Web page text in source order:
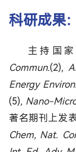
科研成果：
主持国
Commun.(2),
Energy
(5), Nano-
著名期刊上发
Chem, Nat.